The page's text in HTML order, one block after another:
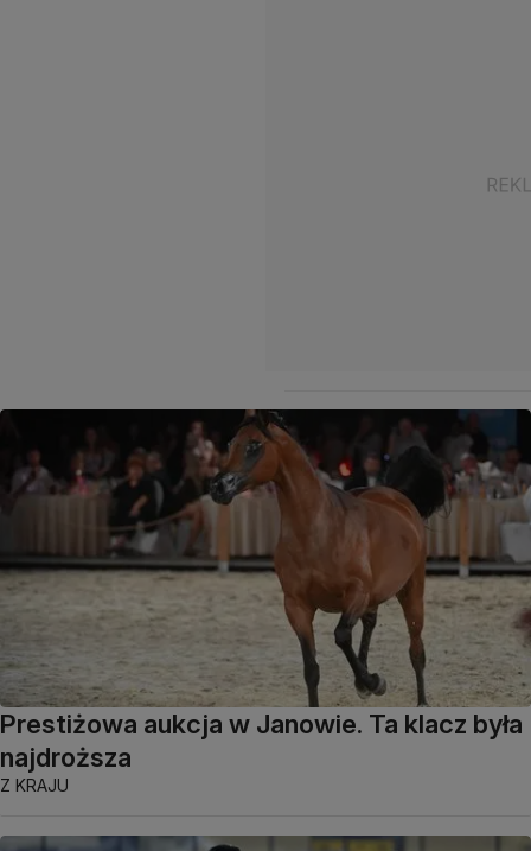
Prestiżowa aukcja w Janowie. Ta klacz była
najdroższa
Z KRAJU